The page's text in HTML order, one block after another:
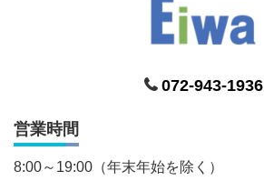
072-943-1936
営業時間
8:00～19:00（年末年始を除く）